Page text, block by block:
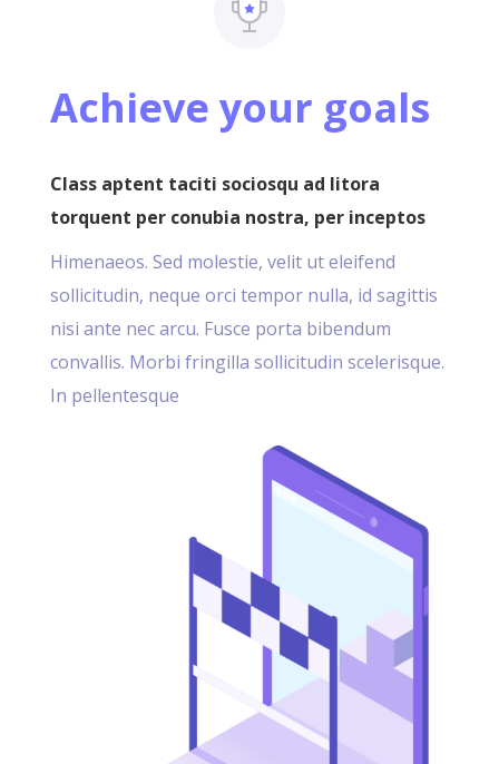
Achieve your goals
Class aptent taciti sociosqu ad litora
torquent per conubia nostra, per inceptos
Himenaeos. Sed molestie, velit ut eleifend
sollicitudin, neque orci tempor nulla, id sagittis
nisi ante nec arcu. Fusce porta bibendum
convallis. Morbi fringilla sollicitudin scelerisque.
In pellentesque